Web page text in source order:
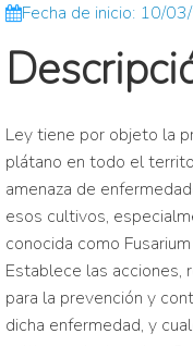
Fecha de inicio: 10/
Ley tiene por objeto la
plátano en todo el
amenaza de
esos cultivos,
conocida como
Establece las acciones,
para la prevención y
dicha enfermedad, y